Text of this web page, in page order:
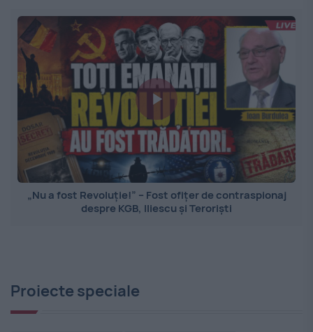
„Nu a fost Revoluție!” – Fost ofițer de contraspionaj
despre KGB, Iliescu și Teroriști
Proiecte speciale